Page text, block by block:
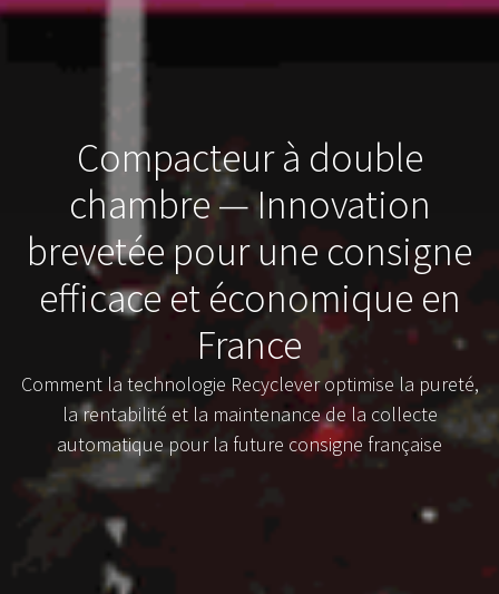
Compacteur à double
chambre — Innovation
brevetée pour une consigne
efficace et économique en
France
Comment la technologie Recyclever optimise la pureté,
la rentabilité et la maintenance de la collecte
automatique pour la future consigne française